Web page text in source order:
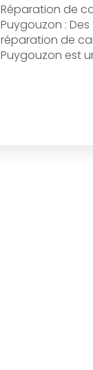
Réparation de
Puygouzon :
réparation de
Puygouzon est